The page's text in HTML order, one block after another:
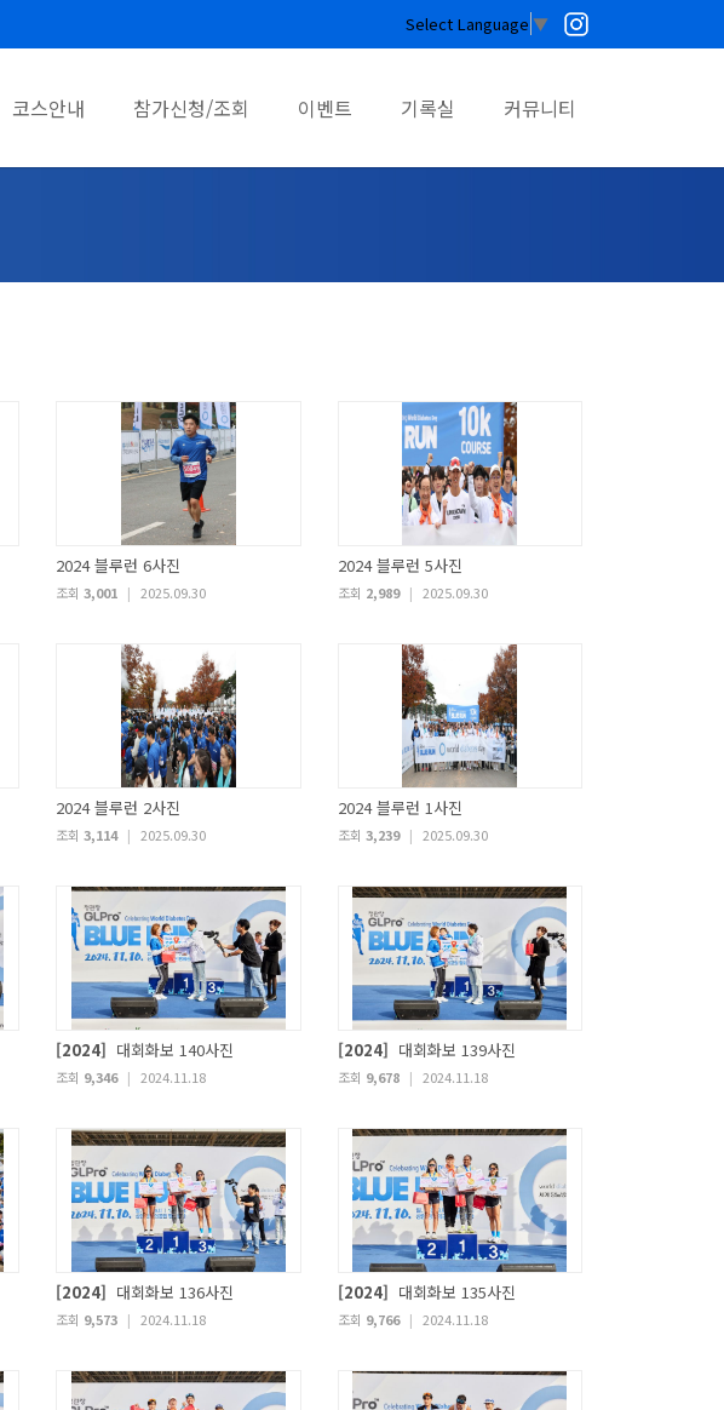
Select Language ▼
코스안내 참가신청/조회 이벤트 기록실 커뮤니티
2024 블루런 6사진
조회 3,001 | 2025.09.30
2024 블루런 5사진
조회 2,989 | 2025.09.30
2024 블루런 2사진
조회 3,114 | 2025.09.30
2024 블루런 1사진
조회 3,239 | 2025.09.30
[2024] 대회화보 140사진
조회 9,346 | 2024.11.18
[2024] 대회화보 139사진
조회 9,678 | 2024.11.18
[2024] 대회화보 136사진
조회 9,573 | 2024.11.18
[2024] 대회화보 135사진
조회 9,766 | 2024.11.18